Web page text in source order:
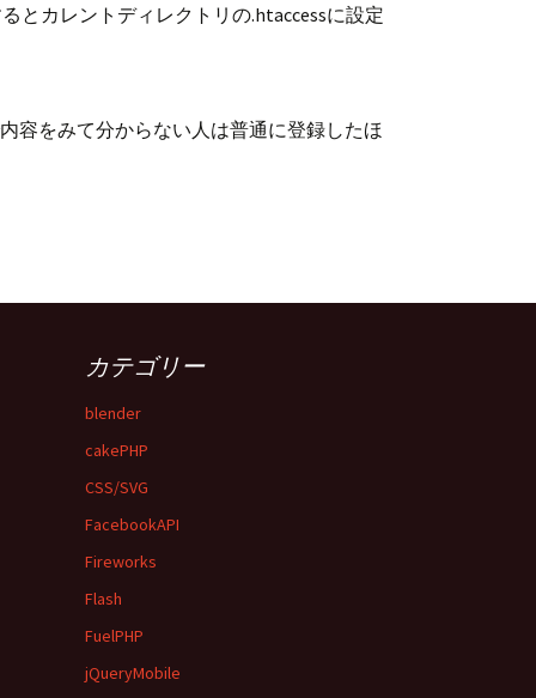
とカレントディレクトリの.htaccessに設定
容をみて分からない人は普通に登録したほ
カテゴリー
blender
cakePHP
CSS/SVG
FacebookAPI
Fireworks
Flash
FuelPHP
jQueryMobile